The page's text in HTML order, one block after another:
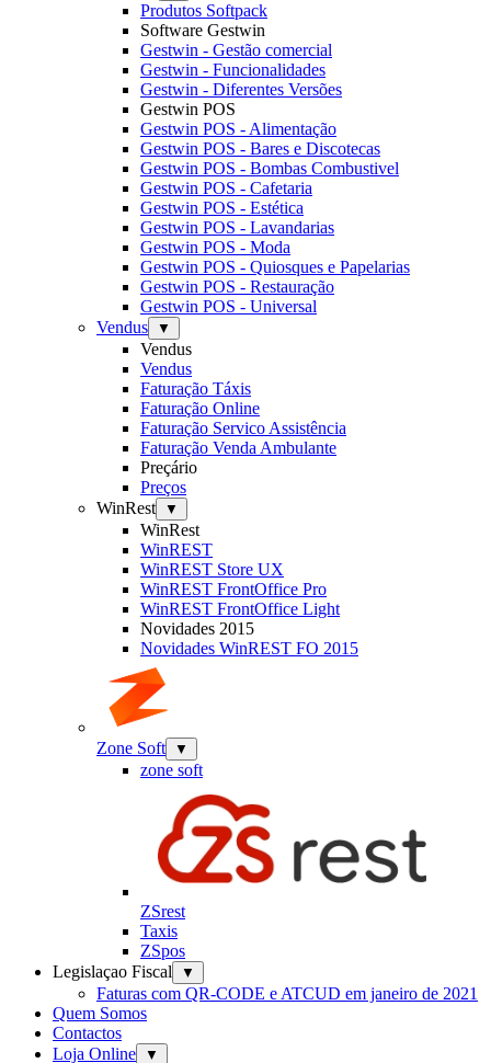
Produtos Softpack
Software Gestwin
Gestwin - Gestão comercial
Gestwin - Funcionalidades
Gestwin - Diferentes Versões
Gestwin POS
Gestwin POS - Alimentação
Gestwin POS - Bares e Discotecas
Gestwin POS - Bombas Combustivel
Gestwin POS - Cafetaria
Gestwin POS - Estética
Gestwin POS - Lavandarias
Gestwin POS - Moda
Gestwin POS - Quiosques e Papelarias
Gestwin POS - Restauração
Gestwin POS - Universal
Vendus
▼
Vendus
Vendus
Faturação Táxis
Faturação Online
Faturação Servico Assistência
Faturação Venda Ambulante
Preçário
Preços
WinRest
▼
WinRest
WinREST
WinREST Store UX
WinREST FrontOffice Pro
WinREST FrontOffice Light
Novidades 2015
Novidades WinREST FO 2015
Zone Soft ▼
zone soft
ZSrest
Taxis
ZSpos
Legislaçao Fiscal
▼
Faturas com QR-CODE e ATCUD em janeiro de 2021
Quem Somos
Contactos
Loja Online
▼